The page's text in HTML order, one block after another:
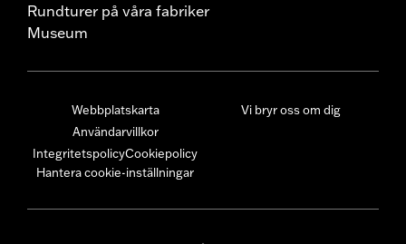
Rundturer på våra fabriker
Museum
Webbplatskarta
Användarvillkor
IntegritetspolicyCookiepolicy
Hantera cookie-inställningar
Vi bryr oss om dig